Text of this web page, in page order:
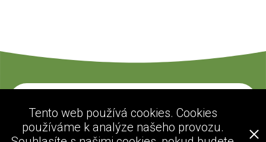
Tento web používá cookies. Cookies
používáme k analýze našeho provozu.